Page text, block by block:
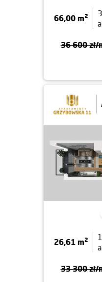
66,00 m2
36 600 zł/
26,61 m2
33 300 zł/